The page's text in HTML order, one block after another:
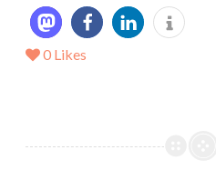
0 Likes